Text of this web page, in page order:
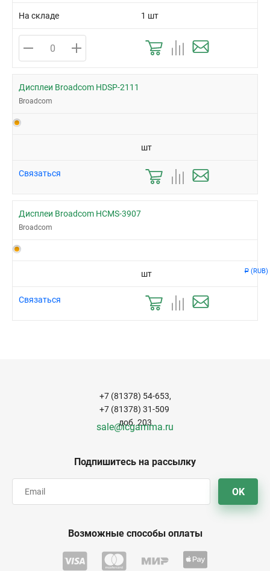
Р (RUB)
На складе 1 шт
Дисплеи Broadcom HDSP-2111
Broadcom
шт
Связаться
Дисплеи Broadcom HCMS-3907
Broadcom
шт
Связаться
Подпишитесь на рассылку
OK
+7 (81378) 54-653,
+7 (81378) 31-509
доб. 203
sale@icgamma.ru
Возможные способы оплаты